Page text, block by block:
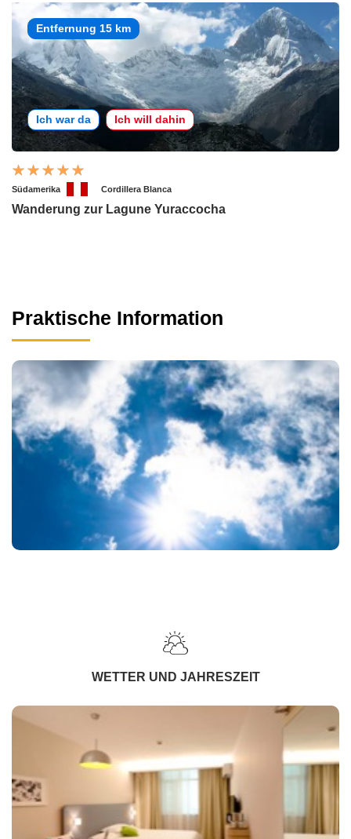
Entfernung 15 km
Ich war da Ich will dahin
Südamerika Cordillera Blanca
Wanderung zur Lagune Yuraccocha
Praktische Information
WETTER UND JAHRESZEIT